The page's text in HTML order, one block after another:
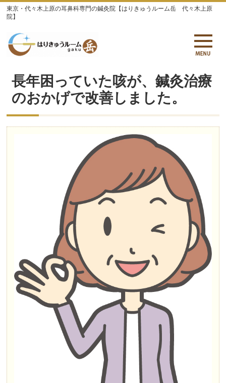
東京・代々木上原の耳鼻科専門の鍼灸院【はりきゅうルーム岳 代々木上原
院】
長年困っていた咳が、鍼灸治療
のおかげで改善しました。